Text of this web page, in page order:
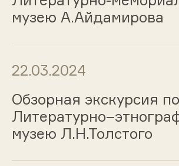
музею А.Айдамирова
22.03.2024
Обзорная экскурсия по
музею Л.Н.Толстого